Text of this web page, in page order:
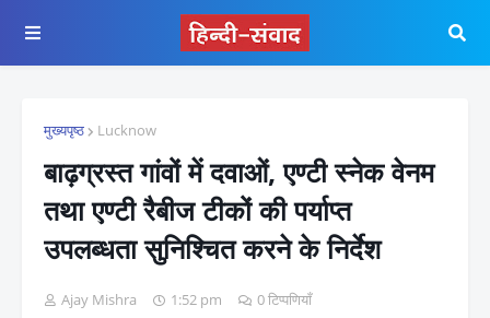
मुख्यपृष्ठ Lucknow
बाढ़ग्रस्त गांवों में दवाओं, एण्टी स्नेक वेनम
तथा एण्टी रैबीज टीकों की पर्याप्त
उपलब्धता सुनिश्चित करने के निर्देश
Ajay Mishra 1:52 pm 0 टिप्पणियाँ